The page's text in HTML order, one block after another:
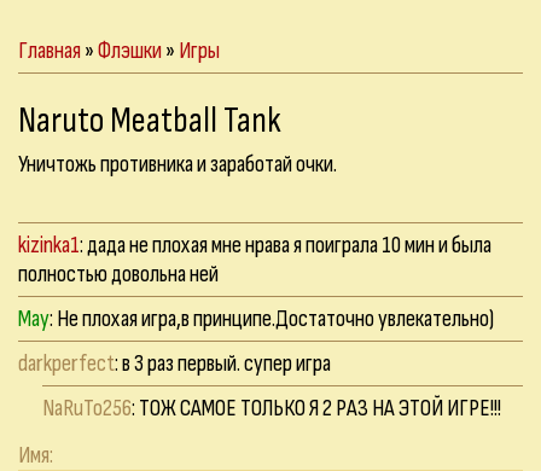
Главная»Флэшки» Игры
Naruto Meatball Tank
Уничтожь противника и заработай очки.
kizinka1: дада не плохая мне нрава я поиграла 10 мин и была
полностью довольна ней
May: Не плохая игра,в принципе.Достаточно увлекательно)
darkperfect: в 3 раз первый. супер игра
NaRuTo256: ТОЖ САМОЕ ТОЛЬКО Я 2 РАЗ НА ЭТОЙ ИГРЕ!!!
Имя: